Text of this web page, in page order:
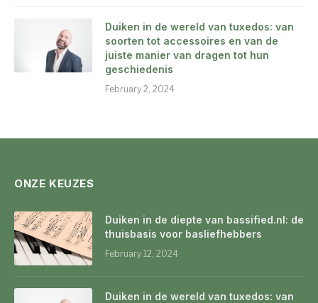
Duiken in de wereld van tuxedos: van
soorten tot accessoires en van de
juiste manier van dragen tot hun
geschiedenis
February 2, 2024
ONZE KEUZES
Duiken in de diepte van bassified.nl: de
thuisbasis voor basliefhebbers
February 12, 2024
Duiken in de wereld van tuxedos: van